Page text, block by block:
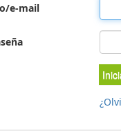
e-mail